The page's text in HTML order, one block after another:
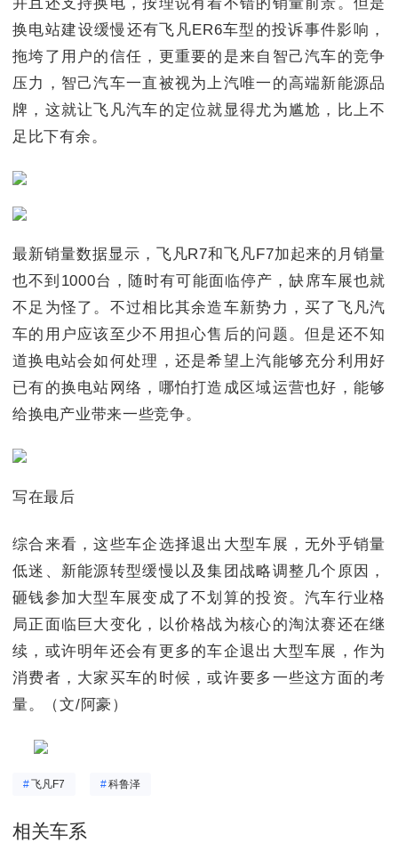
换电站建设缓慢还有飞凡ER6车型的投诉事件影响，
拖垮了用户的信任，更重要的是来自智己汽车的竞争
压力，智己汽车一直被视为上汽唯一的高端新能源品
牌，这就让飞凡汽车的定位就显得尤为尴尬，比上不
足比下有余。
最新销量数据显示，飞凡R7和飞凡F7加起来的月销量
也不到1000台，随时有可能面临停产，缺席车展也就
不足为怪了。不过相比其余造车新势力，买了飞凡汽
车的用户应该至少不用担心售后的问题。但是还不知
道换电站会如何处理，还是希望上汽能够充分利用好
已有的换电站网络，哪怕打造成区域运营也好，能够
给换电产业带来一些竞争。
写在最后
综合来看，这些车企选择退出大型车展，无外乎销量
低迷、新能源转型缓慢以及集团战略调整几个原因，
砸钱参加大型车展变成了不划算的投资。汽车行业格
局正面临巨大变化，以价格战为核心的淘汰赛还在继
续，或许明年还会有更多的车企退出大型车展，作为
消费者，大家买车的时候，或许要多一些这方面的考
量。（文/阿豪）
#飞凡F7 #科鲁泽
相关车系